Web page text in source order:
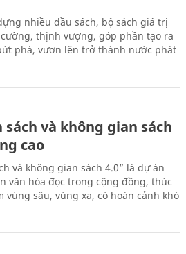
nhiều đầu sách, bộ sách giá trị
thịnh vượng, góp phần tạo ra
phá, vươn lên trở thành nước phát
và không gian sách
cao
và không gian sách 4.0” là dự án
văn hóa đọc trong cộng đồng, thúc
sâu, vùng xa, có hoàn cảnh khó